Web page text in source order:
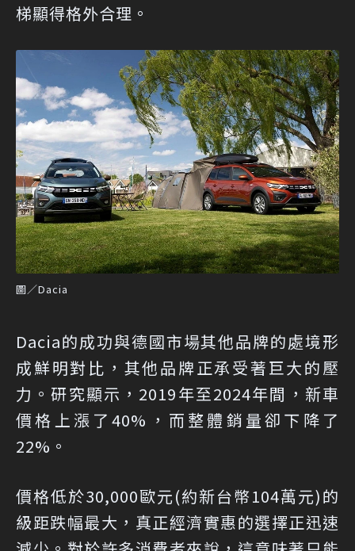
梯顯得格外合理。
圖／Dacia
Dacia的成功與德國市場其他品牌的處境形
成鮮明對比，其他品牌正承受著巨大的壓
力。研究顯示，2019年至2024年間，新車
價格上漲了40%，而整體銷量卻下降了
22%。
價格低於30,000歐元(約新台幣104萬元)的
級距跌幅最大，真正經濟實惠的選擇正迅速